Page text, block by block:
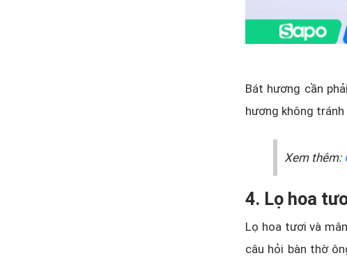
Bát hương cần
hương không
Xem thêm:
4. Lọ hoa
Lọ hoa tươi và
câu hỏi bàn thờ